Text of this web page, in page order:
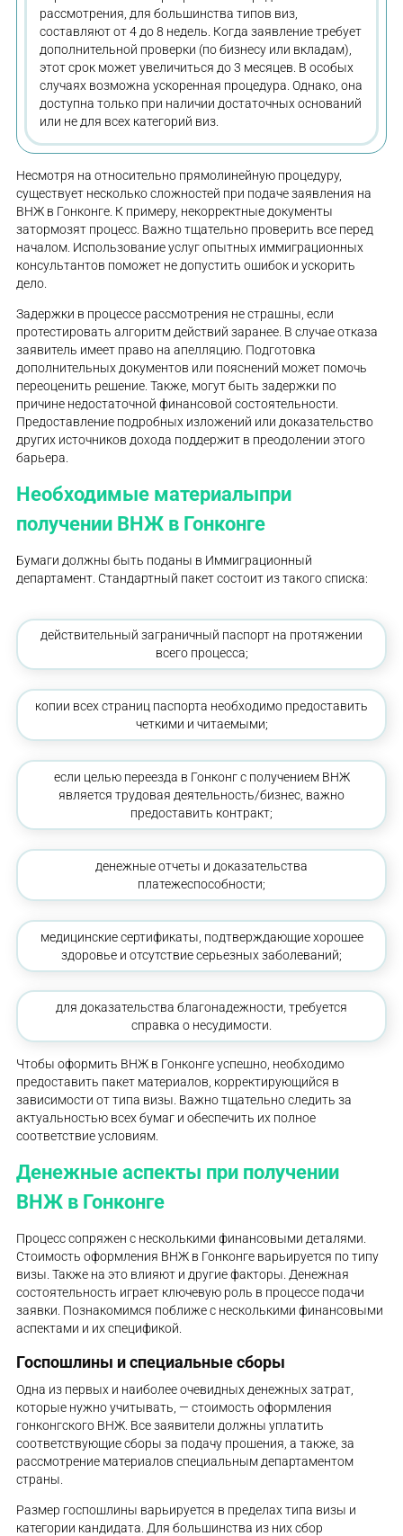
рассмотрения, для большинства типов виз,
составляют от 4 до 8 недель. Когда заявление требует
дополнительной проверки (по бизнесу или вкладам),
этот срок может увеличиться до 3 месяцев. В особых
случаях возможна ускоренная процедура. Однако, она
доступна только при наличии достаточных оснований
или не для всех категорий виз.
Несмотря на относительно прямолинейную процедуру,
существует несколько сложностей при подаче заявления на
ВНЖ в Гонконге. К примеру, некорректные документы
затормозят процесс. Важно тщательно проверить все перед
началом. Использование услуг опытных иммиграционных
консультантов поможет не допустить ошибок и ускорить
дело.
Задержки в процессе рассмотрения не страшны, если
протестировать алгоритм действий заранее. В случае отказа
заявитель имеет право на апелляцию. Подготовка
дополнительных документов или пояснений может помочь
переоценить решение. Также, могут быть задержки по
причине недостаточной финансовой состоятельности.
Предоставление подробных изложений или доказательство
других источников дохода поддержит в преодолении этого
барьера.
Необходимые материалыпри
получении ВНЖ в Гонконге
Бумаги должны быть поданы в Иммиграционный
департамент. Стандартный пакет состоит из такого списка:
действительный заграничный паспорт на протяжении
всего процесса;
копии всех страниц паспорта необходимо предоставить
четкими и читаемыми;
если целью переезда в Гонконг с получением ВНЖ
является трудовая деятельность/бизнес, важно
предоставить контракт;
денежные отчеты и доказательства
платежеспособности;
медицинские сертификаты, подтверждающие хорошее
здоровье и отсутствие серьезных заболеваний;
для доказательства благонадежности, требуется
справка о несудимости.
Чтобы оформить ВНЖ в Гонконге успешно, необходимо
предоставить пакет материалов, корректирующийся в
зависимости от типа визы. Важно тщательно следить за
актуальностью всех бумаг и обеспечить их полное
соответствие условиям.
Денежные аспекты при получении
ВНЖ в Гонконге
Процесс сопряжен с несколькими финансовыми деталями.
Стоимость оформления ВНЖ в Гонконге варьируется по типу
визы. Также на это влияют и другие факторы. Денежная
состоятельность играет ключевую роль в процессе подачи
заявки. Познакомимся поближе с несколькими финансовыми
аспектами и их спецификой.
Госпошлины и специальные сборы
Одна из первых и наиболее очевидных денежных затрат,
которые нужно учитывать, — стоимость оформления
гонконгского ВНЖ. Все заявители должны уплатить
соответствующие сборы за подачу прошения, а также, за
рассмотрение материалов специальным департаментом
страны.
Размер госпошлины варьируется в пределах типа визы и
категории кандидата. Для большинства из них сбор